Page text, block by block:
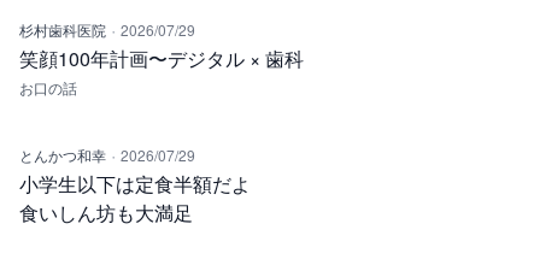
杉村歯科医院 · 2026/07/29
笑顔100年計画〜デジタル × 歯科
お口の話
とんかつ和幸 · 2026/07/29
小学生以下は定食半額だよ
食いしん坊も大満足